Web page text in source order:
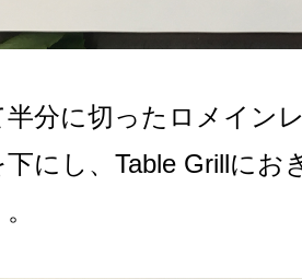
半分に切ったロメイン
下にし、Table Grillにお